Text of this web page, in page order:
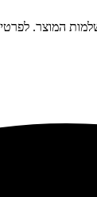
המוצר.